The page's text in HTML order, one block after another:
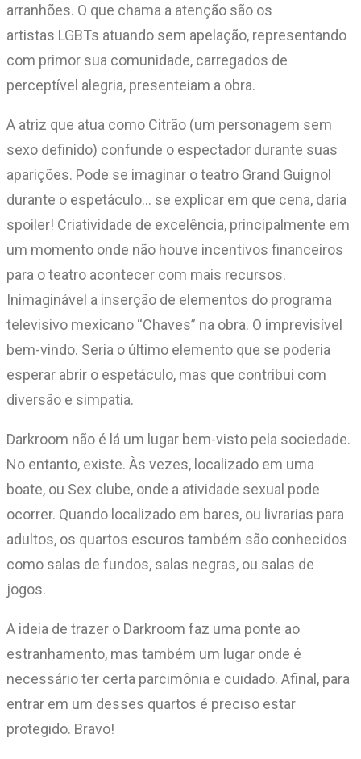
arranhões. O que chama a atenção são os
artistas LGBTs atuando sem apelação, representando
com primor sua comunidade, carregados de
perceptível alegria, presenteiam a obra.
A atriz que atua como Citrão (um personagem sem
sexo definido) confunde o espectador durante suas
aparições. Pode se imaginar o teatro Grand Guignol
durante o espetáculo… se explicar em que cena, daria
spoiler! Criatividade de excelência, principalmente em
um momento onde não houve incentivos financeiros
para o teatro acontecer com mais recursos.
Inimaginável a inserção de elementos do programa
televisivo mexicano “Chaves” na obra. O imprevisível
bem-vindo. Seria o último elemento que se poderia
esperar abrir o espetáculo, mas que contribui com
diversão e simpatia.
Darkroom não é lá um lugar bem-visto pela sociedade.
No entanto, existe. Às vezes, localizado em uma
boate, ou Sex clube, onde a atividade sexual pode
ocorrer. Quando localizado em bares, ou livrarias para
adultos, os quartos escuros também são conhecidos
como salas de fundos, salas negras, ou salas de
jogos.
A ideia de trazer o Darkroom faz uma ponte ao
estranhamento, mas também um lugar onde é
necessário ter certa parcimônia e cuidado. Afinal, para
entrar em um desses quartos é preciso estar
protegido. Bravo!